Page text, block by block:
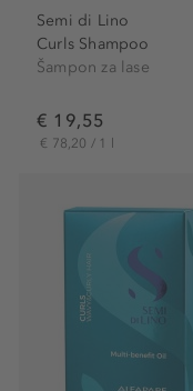
Semi di Lino
Curls Shampoo
Šampon za lase
€ 19,55
€ 78,20 / 1 l